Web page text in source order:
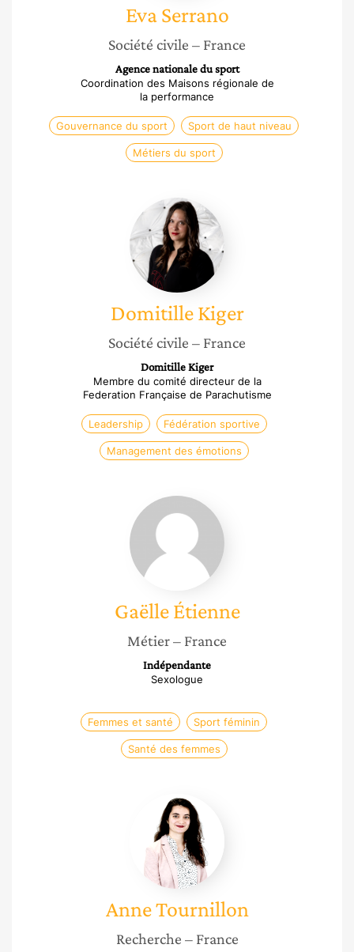
Eva Serrano
Société civile – France
Agence nationale du sport
Coordination des Maisons régionale de
la performance
Gouvernance du sport Sport de haut niveau
Métiers du sport
Domitille
Kiger
Domitille Kiger
Société civile – France
Domitille Kiger
Membre du comité directeur de la
Federation Française de Parachutisme
Leadership Fédération sportive
Management des émotions
Gaëlle
Étienne
Gaëlle Étienne
Métier– France
Indépendante
Sexologue
Femmes et santé Sport féminin
Santé des femmes
Anne
Tournillon
AnneTournillon
Recherche – France